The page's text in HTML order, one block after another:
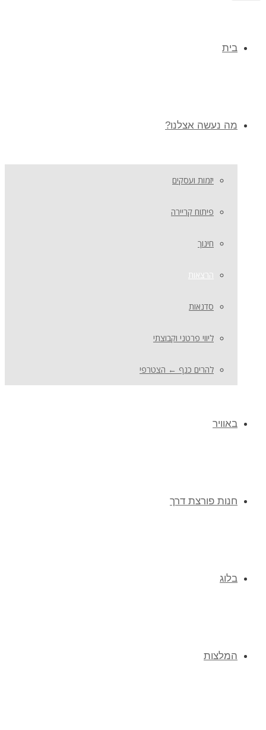
בית
מה נעשה אצלנו?
יזמות ועסקים
פיתוח קריירה
חינוך
הרצאות
סדנאות
ליווי פרטני וקבוצתי
להרים כנף ← הצטרפי
באוויר
חנות פורצת דרך
בלוג
המלצות